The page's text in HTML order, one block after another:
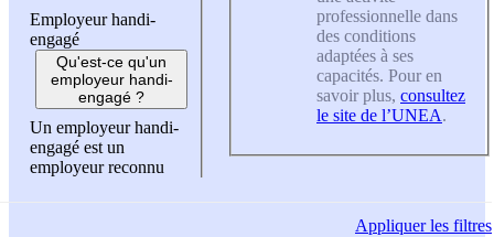
Employeur handi-
engagé
Qu'est-ce qu'un
employeur handi-
engagé ?
Un employeur handi-
engagé est un
employeur reconnu
professionnelle dans
des conditions
adaptées à ses
capacités. Pour en
savoir plus, consultez
le site de l’UNEA.
Appliquerles filtres